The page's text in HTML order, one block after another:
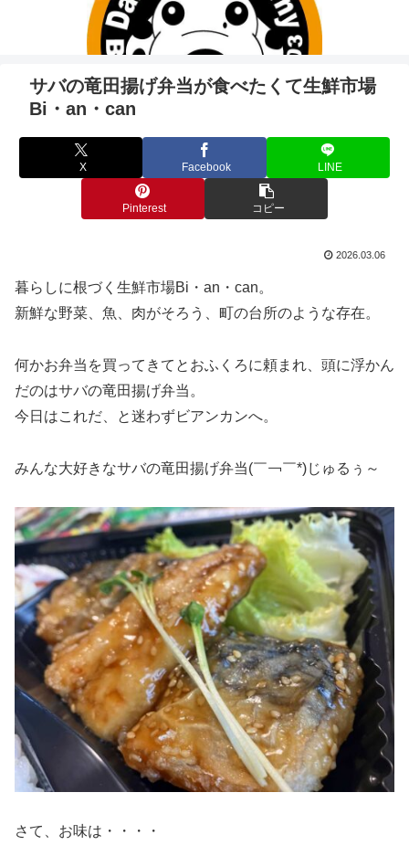
サバの竜田揚げ弁当が食べたくて生鮮市場
Bi・an・can
X Facebook LINE
Pinterest コピー
2026.03.06
暮らしに根づく生鮮市場Bi・an・can。
新鮮な野菜、魚、肉がそろう、町の台所のような存在。
何かお弁当を買ってきてとおふくろに頼まれ、頭に浮かん
だのはサバの竜田揚げ弁当。
今日はこれだ、と迷わずビアンカンへ。
みんな大好きなサバの竜田揚げ弁当(￣￢￣*)じゅるぅ～
さて、お味は・・・・